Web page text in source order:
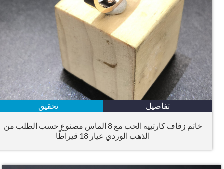
تفاصيل تحقيق
خاتم زفاف كارتييه الحب مع 8 الماس مصنوع حسب الطلب من
الذهب الوردي عيار 18 قيراطًا